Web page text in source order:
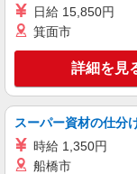
パート 職業
株式会社フルキャス
ク
日給 15,850円
箕面市
詳細を見
スーパー資材の仕分
時給 1,350円
船橋市